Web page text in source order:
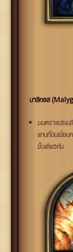
มาลิกอส
มนตราแปร
แทนที่มินเนี่ยน
ขั้นเดียวกัน